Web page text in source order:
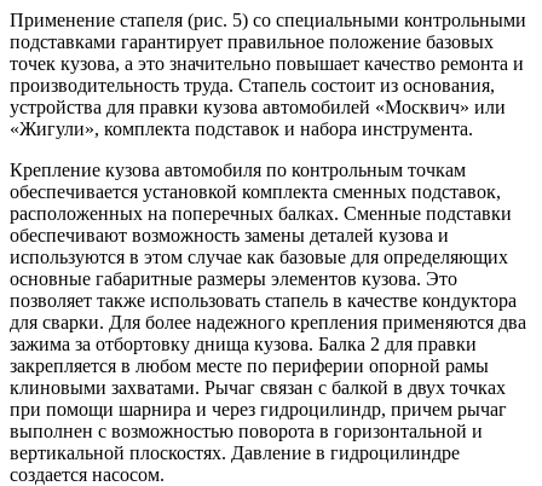
Применение стапеля (рис. 5) со специальными контрольными
подставками гарантирует правильное положение базовых
точек кузова, а это значительно повышает качество ремонта и
производительность труда. Стапель состоит из основания,
устройства для правки кузова автомобилей «Москвич» или
«Жигули», комплекта подставок и набора инструмента.
Крепление кузова автомобиля по контрольным точкам
обеспечивается установкой комплекта сменных подставок,
расположенных на поперечных балках. Сменные подставки
обеспечивают возможность замены деталей кузова и
используются в этом случае как базовые для определяющих
основные габаритные размеры элементов кузова. Это
позволяет также использовать стапель в качестве кондуктора
для сварки. Для более надежного крепления применяются два
зажима за отбортовку днища кузова. Балка 2 для правки
закрепляется в любом месте по периферии опорной рамы
клиновыми захватами. Рычаг связан с балкой в двух точках
при помощи шарнира и через гидроцилиндр, причем рычаг
выполнен с возможностью поворота в горизонтальной и
вертикальной плоскостях. Давление в гидроцилиндре
создается насосом.